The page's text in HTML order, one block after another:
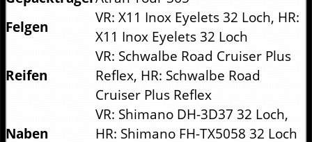
Felgen
VR: X11 Inox Eyelets 32 Loch, HR:
X11 Inox Eyelets 32 Loch
Reifen
VR: Schwalbe Road Cruiser Plus
Reflex, HR: Schwalbe Road
Cruiser Plus Reflex
Naben
VR: Shimano DH-3D37 32 Loch,
HR: Shimano FH-TX5058 32 Loch